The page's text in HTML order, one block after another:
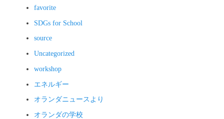
favorite
SDGs for School
source
Uncategorized
workshop
エネルギー
オランダニュースより
オランダの学校